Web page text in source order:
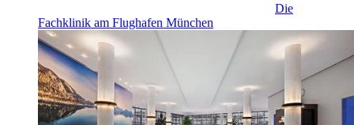
Die
Fachklinik am Flughafen München